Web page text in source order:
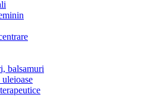
balsamuri